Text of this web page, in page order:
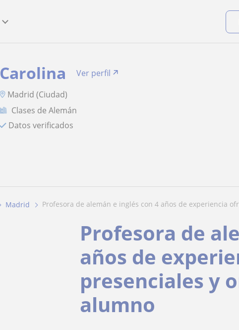
Carolina
Ver perfil
Madrid (Ciudad)
Clases de Alemán
Datos verificados
Madrid profesora de alemán e inglés con 4 años de experiencia
Profesora de
años de
presenciales y
alumno